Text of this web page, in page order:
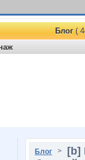
Блог(
Блог >
[b]